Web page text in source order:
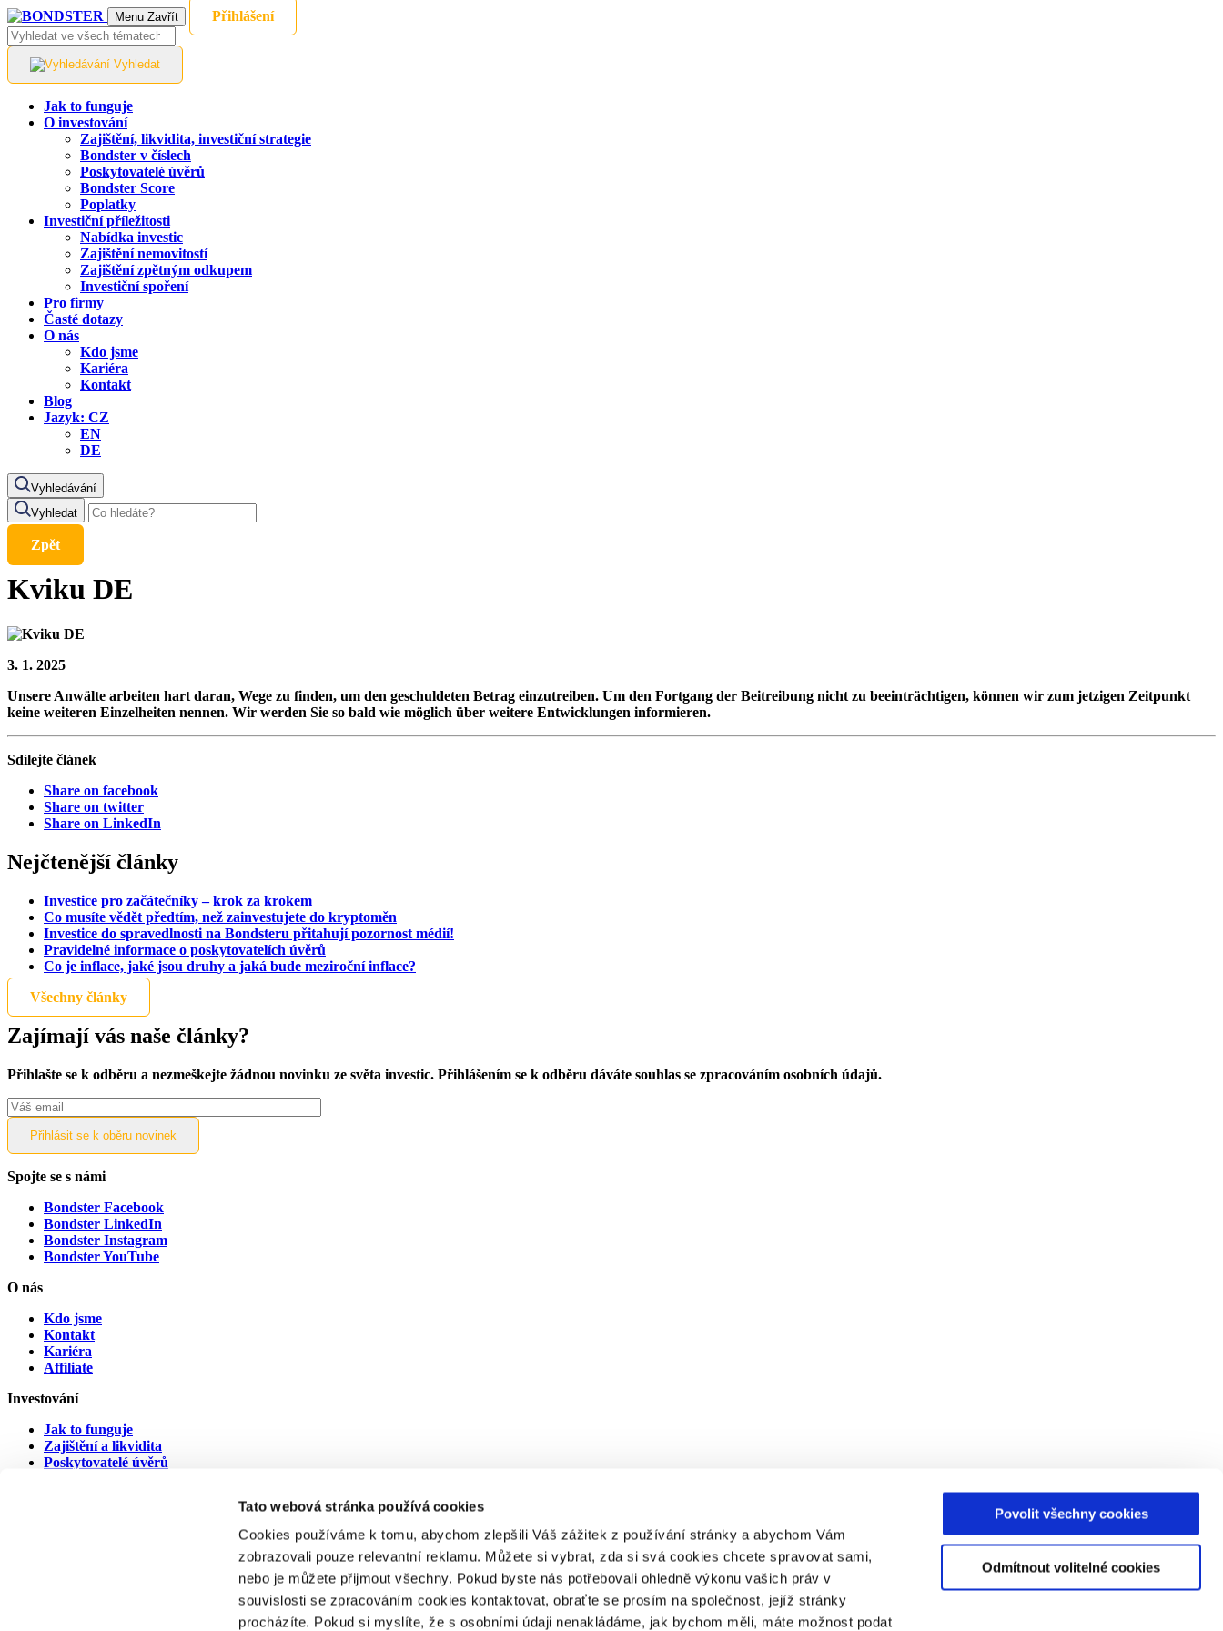
Tato webová stránka používá cookies
Cookies používáme k tomu, abychom zlepšili Váš zážitek z používání stránky a abychom Vám
zobrazovali pouze relevantní reklamu. Můžete si vybrat, zda si svá cookies chcete spravovat sami,
nebo je můžete přijmout všechny. Pokud byste nás potřebovali ohledně výkonu vašich práv v
souvislosti se zpracováním cookies kontaktovat, obraťte se prosím na společnost, jejíž stránky
procházíte. Pokud si myslíte, že s osobními údaji nenakládáme, jak bychom měli, máte možnost podat
Povolit všechny cookies
Odmítnout volitelné cookies
Menu Zavřít Přihlášení
Vyhledat
Jak to funguje
O investování
Zajištění, likvidita, investiční strategie
Bondster v číslech
Poskytovatelé úvěrů
Bondster Score
Poplatky
Investiční příležitosti
Nabídka investic
Zajištění nemovitostí
Zajištění zpětným odkupem
Investiční spoření
Pro firmy
Časté dotazy
O nás
Kdo jsme
Kariéra
Kontakt
Blog
Jazyk: CZ
EN
DE
Vyhledávání
Vyhledat
Zpět
Kviku DE
3. 1. 2025
Unsere Anwälte arbeiten hart daran, Wege zu finden, um den geschuldeten Betrag einzutreiben. Um den Fortgang der Beitreibung nicht zu beeinträchtigen, können wir zum jetzigen Zeitpunkt
keine weiteren Einzelheiten nennen. Wir werden Sie so bald wie möglich über weitere Entwicklungen informieren.
Sdílejte článek
Share on facebook
Share on twitter
Share on LinkedIn
Nejčtenější články
Investice pro začátečníky – krok za krokem
Co musíte vědět předtím, než zainvestujete do kryptoměn
Investice do spravedlnosti na Bondsteru přitahují pozornost médií!
Pravidelné informace o poskytovatelích úvěrů
Co je inflace, jaké jsou druhy a jaká bude meziroční inflace?
Všechny články
Zajímají vás naše články?
Přihlašte se k odběru a nezmeškejte žádnou novinku ze světa investic. Přihlášením se k odběru dáváte souhlas se zpracováním osobních údajů.
Spojte se s námi
Bondster Facebook
Bondster LinkedIn
Bondster Instagram
Bondster YouTube
O nás
Kdo jsme
Kontakt
Kariéra
Affiliate
Investování
Jak to funguje
Zajištění a likvidita
Poskytovatelé úvěrů